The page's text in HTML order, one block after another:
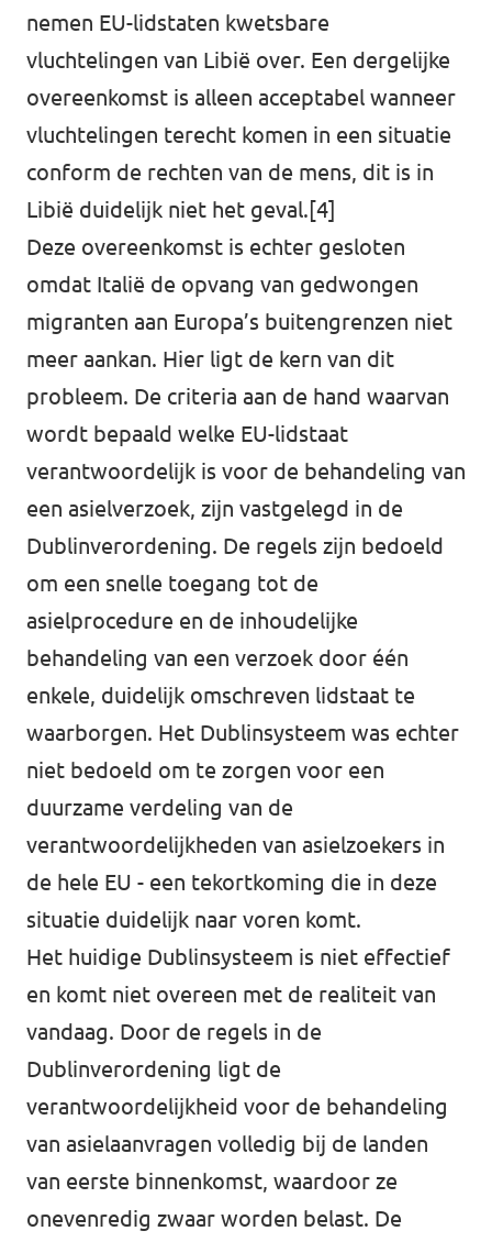
nemen EU-lidstaten kwetsbare
vluchtelingen van Libië over. Een dergelijke
overeenkomst is alleen acceptabel wanneer
vluchtelingen terecht komen in een situatie
conform de rechten van de mens, dit is in
Libië duidelijk niet het geval.[4]
Deze overeenkomst is echter gesloten
omdat Italië de opvang van gedwongen
migranten aan Europa’s buitengrenzen niet
meer aankan. Hier ligt de kern van dit
probleem. De criteria aan de hand waarvan
wordt bepaald welke EU-lidstaat
verantwoordelijk is voor de behandeling van
een asielverzoek, zijn vastgelegd in de
Dublinverordening. De regels zijn bedoeld
om een snelle toegang tot de
asielprocedure en de inhoudelijke
behandeling van een verzoek door één
enkele, duidelijk omschreven lidstaat te
waarborgen. Het Dublinsysteem was echter
niet bedoeld om te zorgen voor een
duurzame verdeling van de
verantwoordelijkheden van asielzoekers in
de hele EU - een tekortkoming die in deze
situatie duidelijk naar voren komt.
Het huidige Dublinsysteem is niet effectief
en komt niet overeen met de realiteit van
vandaag. Door de regels in de
Dublinverordening ligt de
verantwoordelijkheid voor de behandeling
van asielaanvragen volledig bij de landen
van eerste binnenkomst, waardoor ze
onevenredig zwaar worden belast. De